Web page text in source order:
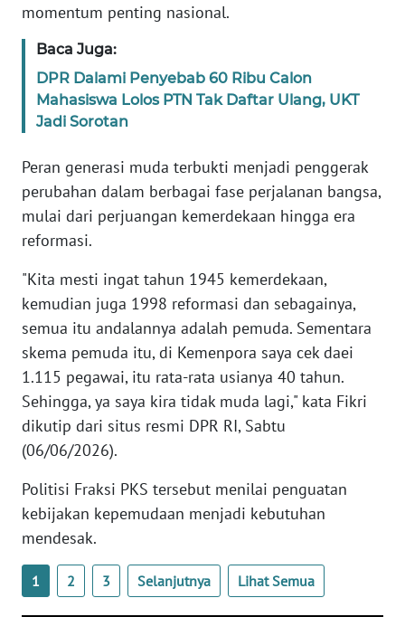
momentum penting nasional.
Baca Juga:
DPR Dalami Penyebab 60 Ribu Calon
Mahasiswa Lolos PTN Tak Daftar Ulang, UKT
Jadi Sorotan
Peran generasi muda terbukti menjadi penggerak
perubahan dalam berbagai fase perjalanan bangsa,
mulai dari perjuangan kemerdekaan hingga era
reformasi.
"Kita mesti ingat tahun 1945 kemerdekaan,
kemudian juga 1998 reformasi dan sebagainya,
semua itu andalannya adalah pemuda. Sementara
skema pemuda itu, di Kemenpora saya cek daei
1.115 pegawai, itu rata-rata usianya 40 tahun.
Sehingga, ya saya kira tidak muda lagi," kata Fikri
dikutip dari situs resmi DPR RI, Sabtu
(06/06/2026).
Politisi Fraksi PKS tersebut menilai penguatan
kebijakan kepemudaan menjadi kebutuhan
mendesak.
1 2 3 Selanjutnya Lihat Semua
WN
WN
WN
NTT
WN
PAPUA
WN
PAPUA
BARAT
RIAU
WN
WN